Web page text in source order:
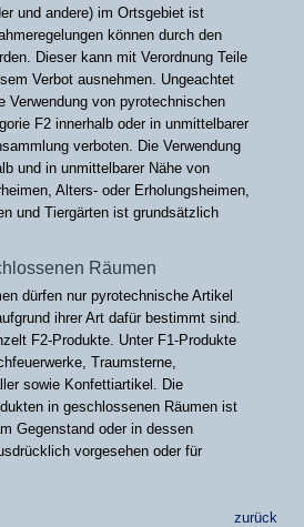
und andere) im Ortsgebiet ist
können durch den
Dieser kann mit Verordnung Teile
Verbot ausnehmen. Ungeachtet
Verwendung von pyrotechnischen
F2 innerhalb oder in unmittelbarer
verboten. Die Verwendung
und in unmittelbarer Nähe von
Alters- oder Erholungsheimen,
und Tiergärten ist grundsätzlich
Räumen
dürfen nur pyrotechnische Artikel
ihrer Art dafür bestimmt sind.
F2-Produkte. Unter F1-Produkte
Traumsterne,
sowie Konfettiartikel. Die
in geschlossenen Räumen ist
Gegenstand oder in dessen
vorgesehen oder für
zurück